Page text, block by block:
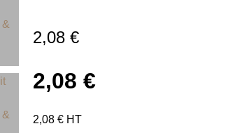
2,08 €
2,08 €
2,08 € HT